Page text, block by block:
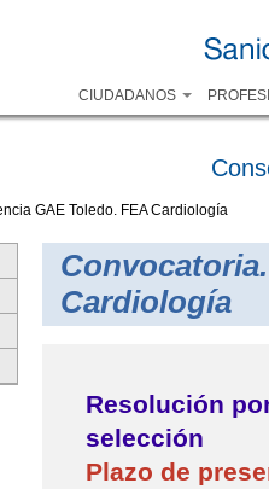
CIUDADANOS
GAE Toledo. FEA Cardiología
Cardiología
Resolución
selección
Plazo de